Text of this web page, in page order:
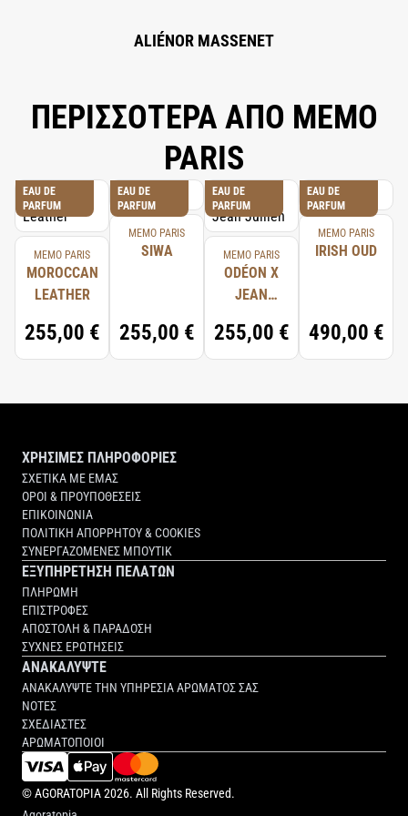
ALIÉNOR MASSENET
ΠΕΡΙΣΣΟΤΕΡΑ ΑΠΟ MEMO
PARIS
EAU DE
PARFUM
MEMO PARIS
MOROCCAN
LEATHER
255,00 €
EAU DE
PARFUM
MEMO PARIS
SIWA
255,00 €
EAU DE
PARFUM
MEMO PARIS
ODÉON X
JEAN
255,00 €
EAU DE
PARFUM
MEMO PARIS
IRISH OUD
490,00 €
ΧΡΗΣΙΜΕΣ ΠΛΗΡΟΦΟΡΙΕΣ
ΣΧΕΤΙΚΑ ΜΕ ΕΜΑΣ
ΟΡΟΙ & ΠΡΟΥΠΟΘΕΣΕΙΣ
ΕΠΙΚΟΙΝΩΝΙΑ
ΠΟΛΙΤΙΚΗ ΑΠΟΡΡΗΤΟΥ & COOKIES
ΣΥΝΕΡΓΑΖΟΜΕΝΕΣ ΜΠΟΥΤΙΚ
ΕΞΥΠΗΡΕΤΗΣΗ ΠΕΛΑΤΩΝ
ΠΛΗΡΩΜΗ
ΕΠΙΣΤΡΟΦΕΣ
ΑΠΟΣΤΟΛΗ & ΠΑΡΑΔΟΣΗ
ΣΥΧΝΕΣ ΕΡΩΤΗΣΕΙΣ
ΑΝΑΚΑΛΥΨΤΕ
ΑΝΑΚΑΛΥΨΤΕ ΤΗΝ ΥΠΗΡΕΣΙΑ ΑΡΩΜΑΤΟΣ ΣΑΣ
ΝΟΤΕΣ
ΣΧΕΔΙΑΣΤΕΣ
ΑΡΩΜΑΤΟΠΟΙΟΙ
©AGORATOPIA2026. All Rights Reserved.